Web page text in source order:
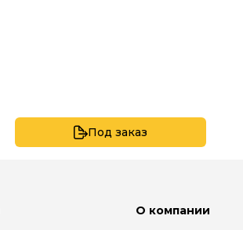
Под заказ
О компании